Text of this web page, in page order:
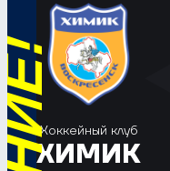
Хоккейный клуб
ХИМИК